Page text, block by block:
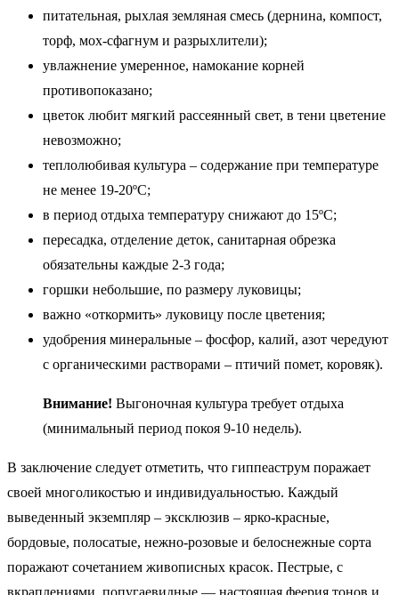
питательная, рыхлая земляная смесь (дернина, компост,
торф, мох-сфагнум и разрыхлители);
увлажнение умеренное, намокание корней
противопоказано;
цветок любит мягкий рассеянный свет, в тени цветение
невозможно;
теплолюбивая культура – содержание при температуре
не менее 19-20ºС;
в период отдыха температуру снижают до 15ºС;
пересадка, отделение деток, санитарная обрезка
обязательны каждые 2-3 года;
горшки небольшие, по размеру луковицы;
важно «откормить» луковицу после цветения;
удобрения минеральные – фосфор, калий, азот чередуют
с органическими растворами – птичий помет, коровяк).
Внимание! Выгоночная культура требует отдыха
(минимальный период покоя 9-10 недель).
В заключение следует отметить, что гиппеаструм поражает
своей многоликостью и индивидуальностью. Каждый
выведенный экземпляр – эксклюзив – ярко-красные,
бордовые, полосатые, нежно-розовые и белоснежные сорта
поражают сочетанием живописных красок. Пестрые, с